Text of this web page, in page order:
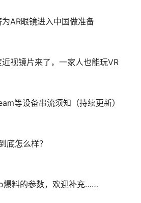
AR眼镜进入中国做准备
视镜片来了，一家人也能玩VR
等设备串流须知（持续更新）
底怎么样？
爆料的参数，欢迎补充……